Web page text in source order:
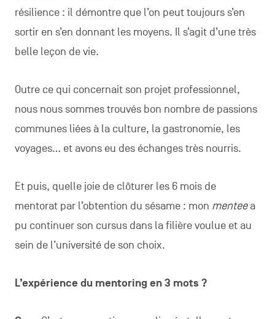
résilience : il démontre que l’on peut toujours s’en
sortir en s’en donnant les moyens. Il s’agit d’une très
belle leçon de vie.
Outre ce qui concernait son projet professionnel,
nous nous sommes trouvés bon nombre de passions
communes liées à la culture, la gastronomie, les
voyages… et avons eu des échanges très nourris.
Et puis, quelle joie de clôturer les 6 mois de
mentorat par l’obtention du sésame : mon menteea
pu continuer son cursus dans la filière voulue et au
sein de l’université de son choix.
L’expérience du mentoring en 3 mots ?